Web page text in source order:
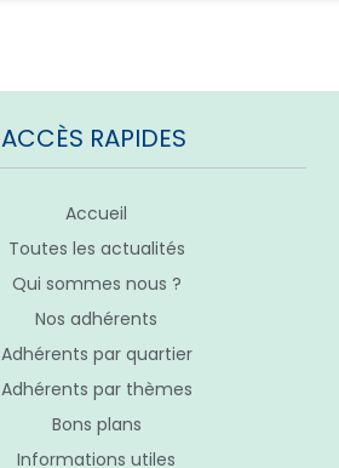
ACCÈS RAPIDES
Accueil
Toutes les actualités
Qui sommes nous ?
Nos adhérents
Adhérents par quartier
Adhérents par thèmes
Bons plans
Informations utiles